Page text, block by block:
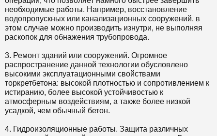
необходимые работы. Например, восстановление
водопропускных или канализационных сооружений, в
этом случае можно производить изнутри, не выполняя
раскопок для обнажения трубопровода.
3. Ремонт зданий или сооружений. Огромное
распространение данной технологии обусловлено
высокими эксплуатационными свойствами
торкретбетона: высокой плотностью и сопротивлением к
истиранию, более высокой устойчивостью к
атмосферным воздействиям, а также более низкой
усадкой, чем обычный бетон.
4. Гидроизоляционные работы. Защита различных